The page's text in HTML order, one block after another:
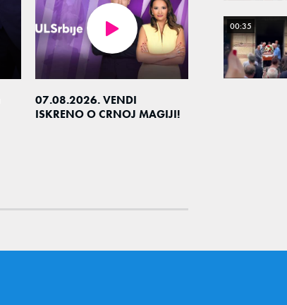
07.08.2026. VENDI
ISKRENO O CRNOJ MAGIJI!
00:35